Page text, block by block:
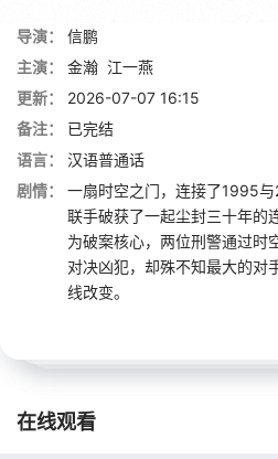
导演：
信鹏
主演：
金瀚 江一燕
更新：
2026-07-07 16:15
备注：
已完结
语言：
汉语普通话
剧情：
一扇时空之门，连接了1995
联手破获了一起尘封三十年的
为破案核心，两位刑警通过时
对决凶犯，却殊不知最大的对
线改变。
在线观看